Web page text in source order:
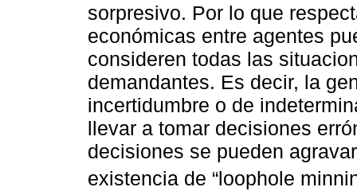
sorpresivo. Por lo que
económicas entre agentes
consideren todas las
demandantes. Es decir, la
incertidumbre o de
llevar a tomar decisiones
decisiones se pueden
existencia de “loophole